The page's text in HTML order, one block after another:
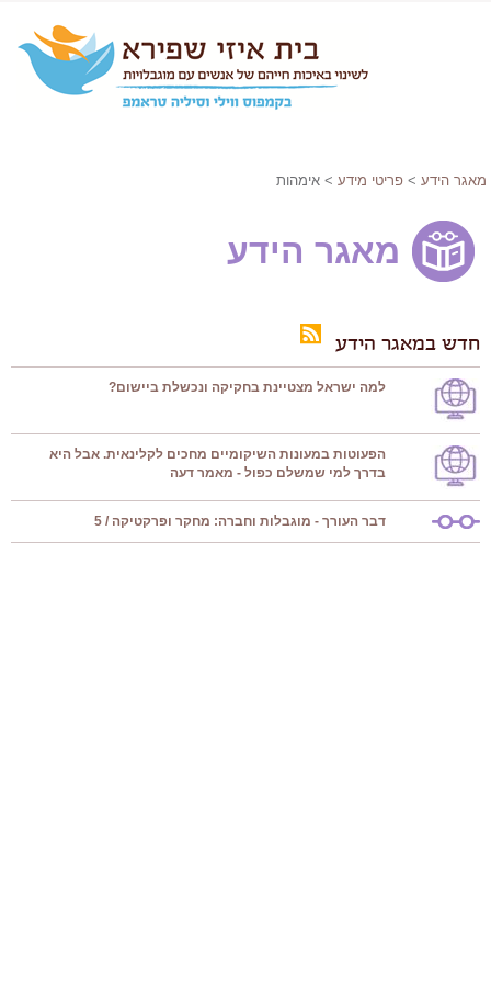
מאגר הידע > פריטי מידע > אימהות
מאגר הידע
חדש במאגר הידע
למה ישראל מצטיינת בחקיקה ונכשלת ביישום?
הפעוטות במעונות השיקומיים מחכים לקלינאית. אבל היא
בדרך למי שמשלם כפול - מאמר דעה
דבר העורך - מוגבלות וחברה: מחקר ופרקטיקה / 5